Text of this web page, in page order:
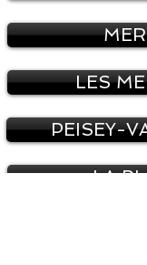
LES
PEISEY-
LA